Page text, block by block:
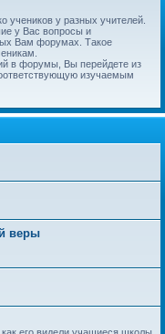
учеников у разных учителей.
у Вас вопросы и
Вам форумах. Такое
в форумы, Вы перейдете из
изучаемым
веры